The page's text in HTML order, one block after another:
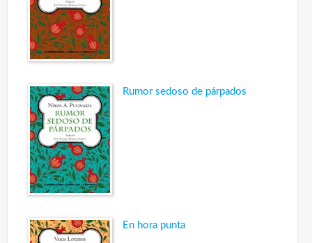
Rumor sedoso de párpados
En hora punta